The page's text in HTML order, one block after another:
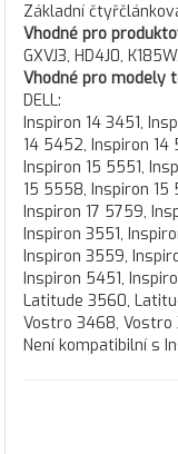
Základní
Vhodné pro
GXVJ3, HD4J0,
Vhodné pro modely
DELL:
Inspiron 14 3451,
14 5452, Inspiron 14
Inspiron 15 5551,
15 5558, Inspiron 15
Inspiron 17 5759,
Inspiron 3551,
Inspiron 3559,
Inspiron 5451,
Latitude 3560,
Vostro 3468,
Není kompatibilní s